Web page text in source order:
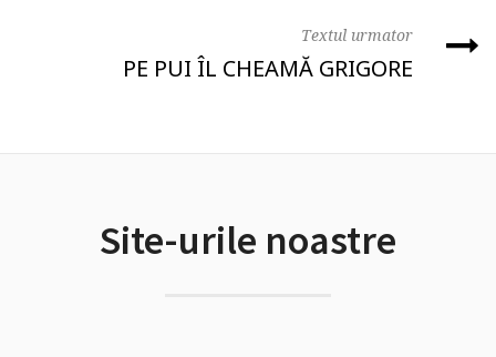
Textul urmator
PE PUI ÎL CHEAMĂ GRIGORE
Site-urile noastre